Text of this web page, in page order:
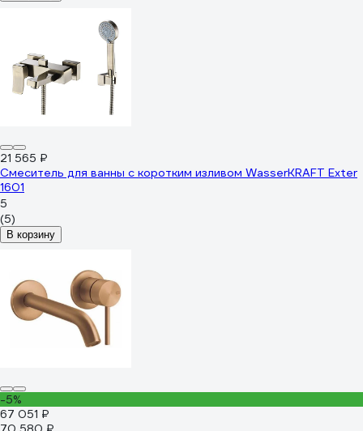
21 565 ₽
Смеситель для ванны с коротким изливом WasserKRAFT Exter
1601
5
(5)
В корзину
-5%
67 051 ₽